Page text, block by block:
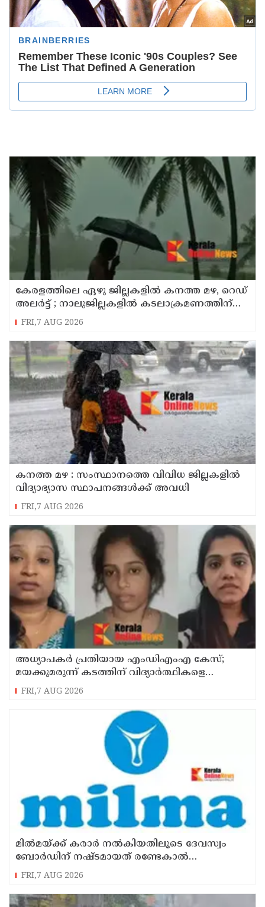
കേരളത്തിലെ ഏഴു ജില്ലകളിൽ കനത്ത മഴ, റെഡ്
അലർട്ട് ; നാലുജില്ലകളിൽ കടലാക്രമണത്തിന്
സാധ്യത
FRI,7 AUG 2026
കനത്ത മഴ : സംസ്ഥാനത്തെ വിവിധ ജില്ലകളിൽ
വിദ്യാഭ്യാസ സ്ഥാപനങ്ങൾക്ക് അവധി
FRI,7 AUG 2026
അധ്യാപകര്‍ പ്രതിയായ എംഡിഎംഎ കേസ്;
മയക്കുമരുന്ന് കടത്തിന് വിദ്യാര്‍ത്ഥികളെ
ഉപയോഗിച്ചോ എന്ന് സംശയം
FRI,7 AUG 2026
മില്‍മയ്ക്ക് കരാര്‍ നല്‍കിയതിലൂടെ ദേവസ്വം
ബോര്‍ഡിന് നഷ്ടമായത് രണ്ടേകാല്‍
കോടിയിലധികം രൂപ
FRI,7 AUG 2026